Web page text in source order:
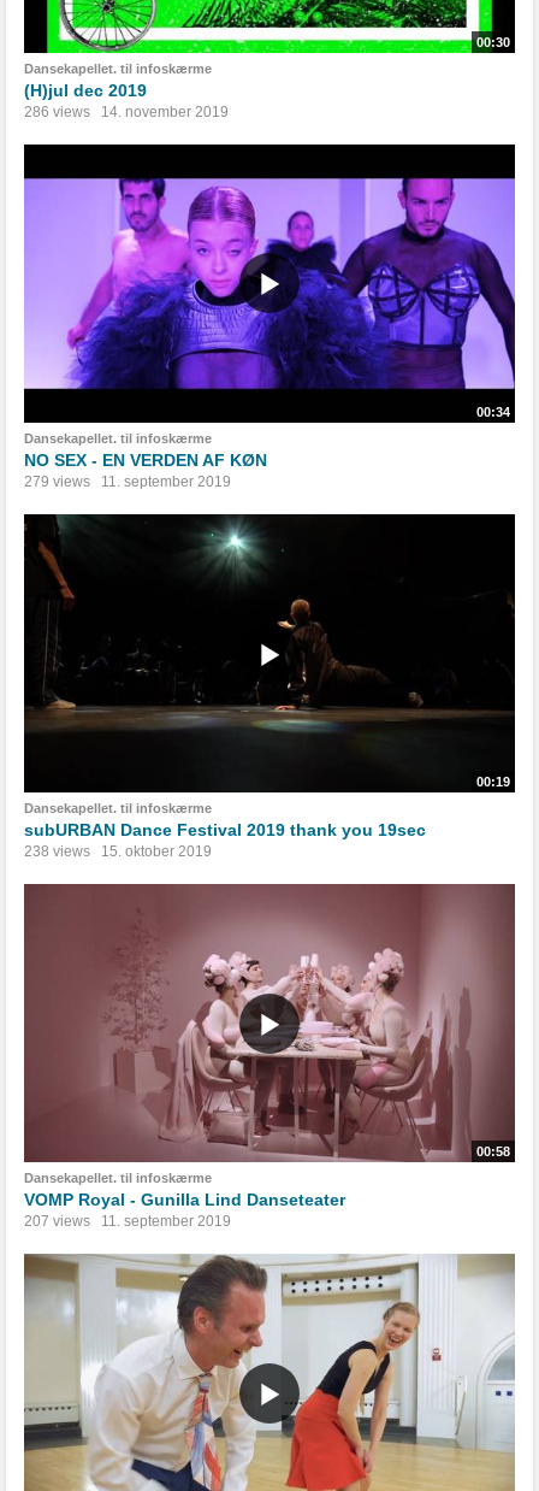
00:30
Dansekapellet. til infoskærme
(H)jul dec 2019
286 views 14. november 2019
00:34
Dansekapellet. til infoskærme
NO SEX - EN VERDEN AF KØN
279 views 11. september 2019
00:19
Dansekapellet. til infoskærme
subURBAN Dance Festival 2019 thank you 19sec
238 views 15. oktober 2019
00:58
Dansekapellet. til infoskærme
VOMP Royal - Gunilla Lind Danseteater
207 views 11. september 2019